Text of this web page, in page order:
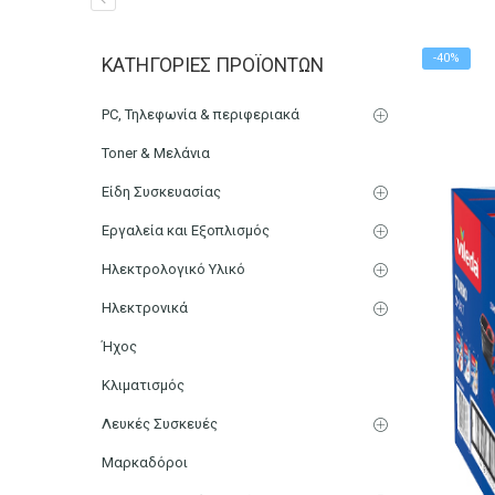
VILEDA Turbo Smart -40%
ΚΑΤΗΓΟΡΊΕΣ ΠΡΟΪΌΝΤΩΝ
PC, Τηλεφωνία & περιφεριακά
Toner & Μελάνια
Είδη Συσκευασίας
Εργαλεία και Εξοπλισμός
Ηλεκτρολογικό Υλικό
Ηλεκτρονικά
Ήχος
Κλιματισμός
Λευκές Συσκευές
Μαρκαδόροι